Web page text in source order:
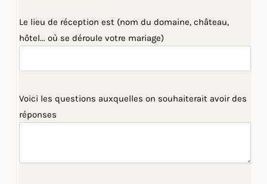
Le lieu de réception est (nom du domaine, château,
hôtel... où se déroule votre mariage)
Voici les questions auxquelles on souhaiterait avoir des
réponses